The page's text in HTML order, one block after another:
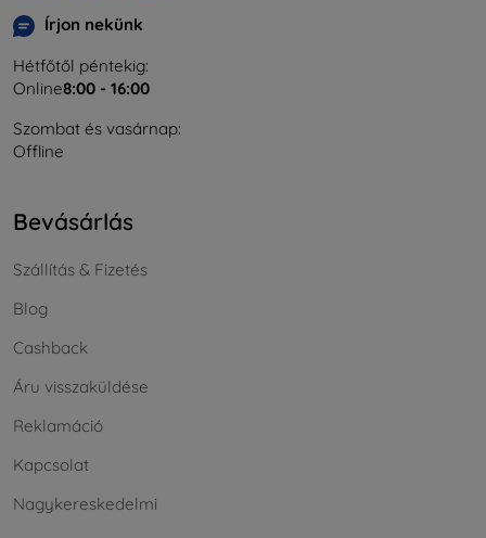
Írjon nekünk
Hétfőtől péntekig:
Online8:00 - 16:00
Szombat és vasárnap:
Offline
Bevásárlás
Szállítás & Fizetés
Blog
Cashback
Áru visszaküldése
Reklamáció
Kapcsolat
Nagykereskedelmi